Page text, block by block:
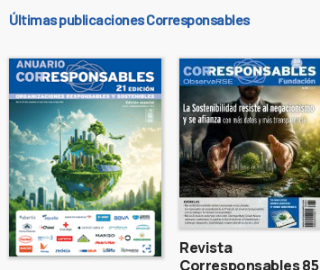
Últimas publicaciones Corresponsables
Revista
Corresponsables 85